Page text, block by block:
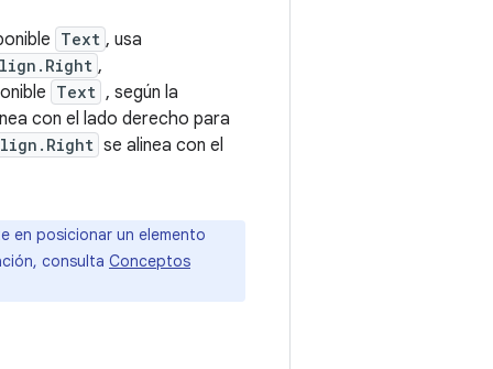
Text , usa
,
Text , según la
con el lado derecho para
se alinea con el
en posicionar un elemento
consulta Conceptos